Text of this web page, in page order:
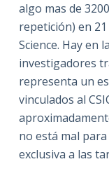
algo mas de
repetición) en
Science. Hay en
investigadores
representa un
vinculados al
no está mal
exclusiva a las